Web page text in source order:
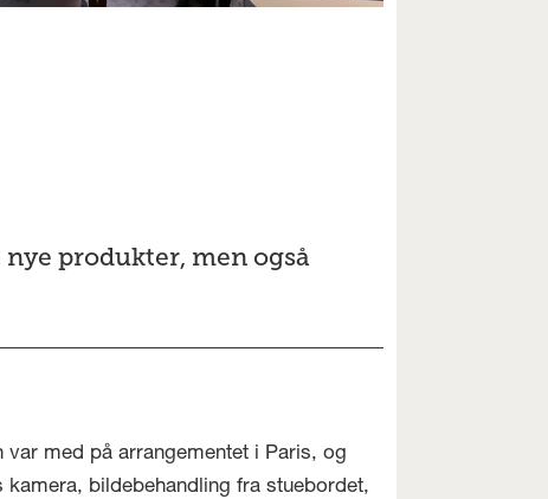
produkter, men også
med på arrangementet i Paris, og
bildebehandling fra stuebordet,